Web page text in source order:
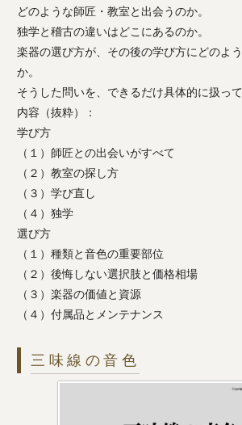
どのような師匠・教室と出会うのか。
独学と稽古の違いはどこにあるのか。
楽器の選び方が、その後の学び方にどのよ
か。
そうした問いを、できるだけ具体的に扱って
内容（抜粋）：
学び方
（１）師匠との出会いがすべて
（２）教室の探し方
（３）学び直し
（４）独学
選び方
（１）種類と音色の重要部位
（２）後悔しない選択肢と価格相場
（３）楽器の価値と資源
（４）付属品とメンテナンス
三味線の音色